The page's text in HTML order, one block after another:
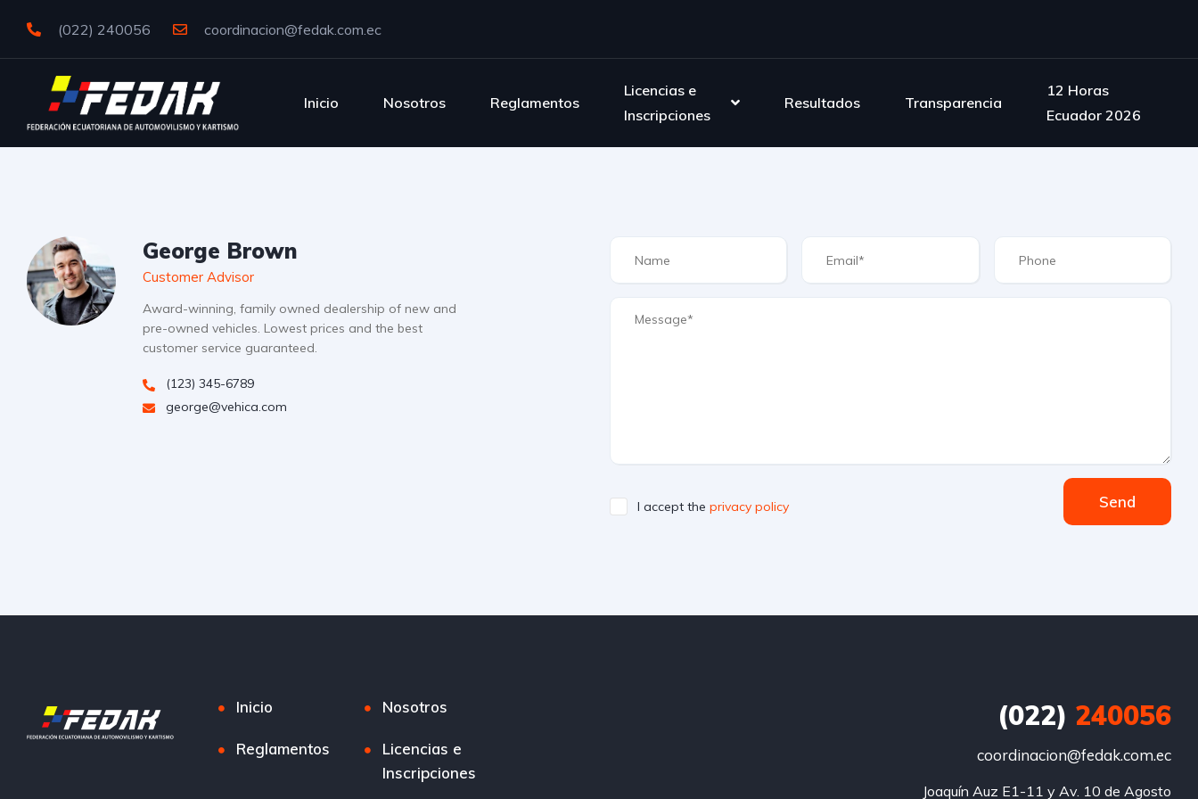
(022) 240056 coordinacion@fedak.com.ec
Inicio Nosotros Reglamentos
Licencias e
Inscripciones
Resultados Transparencia
12 Horas
Ecuador 2026
George Brown
Customer Advisor
Award-winning, family owned dealership of new and
pre-owned vehicles. Lowest prices and the best
customer service guaranteed.
(123) 345-6789
george@vehica.com
I accept the privacy policy Send
Inicio Nosotros
Reglamentos
Licencias e
Inscripciones
(022) 240056
coordinacion@fedak.com.ec
Joaquín Auz E1-11 y Av. 10 de Agosto